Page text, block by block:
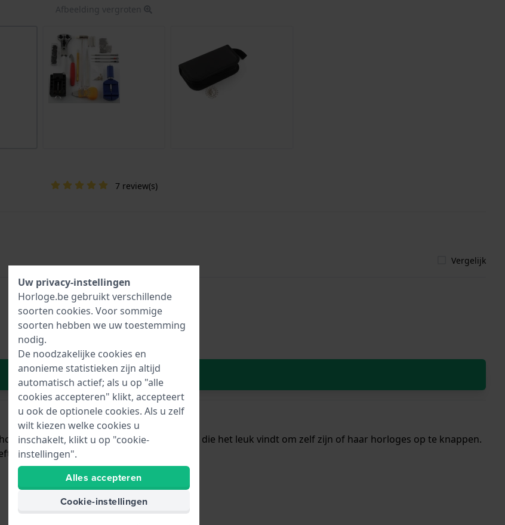
Afbeelding vergroten
7 review(s)
Vergelijk
In Winkelwagen
juwelier of horlogeliefhebber die het leuk vindt om zelf zijn of haar horloges op te knappen.
verzameld, kunt u gelijk aan de slag!
Uw privacy-instellingen
Horloge.be gebruikt verschillende
soorten cookies. Voor sommige
soorten hebben we uw toestemming
nodig.
De noodzakelijke cookies en
anonieme statistieken zijn altijd
automatisch actief; als u op "alle
cookies accepteren" klikt, accepteert
u ook de optionele cookies. Als u zelf
wilt kiezen welke cookies u
inschakelt, klikt u op "cookie-
instellingen".
Alles accepteren
Cookie-instellingen